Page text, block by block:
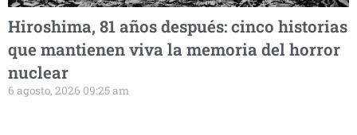
Hiroshima, 81 años después: cinco historias
que mantienen viva la memoria del horror
nuclear
6 agosto, 2026 09:25 am